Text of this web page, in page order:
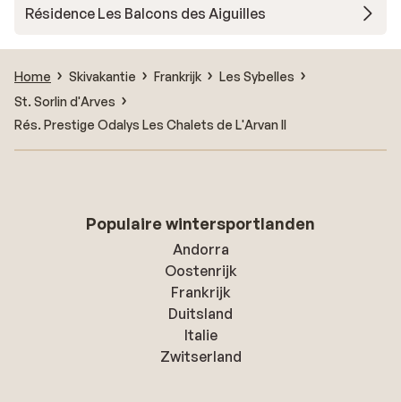
Résidence Les Balcons des Aiguilles
Home Skivakantie Frankrijk
Les Sybelles
St. Sorlin d'Arves
Rés. Prestige Odalys Les Chalets de L'Arvan II
Populaire wintersportlanden
Andorra
Oostenrijk
Frankrijk
Duitsland
Italie
Zwitserland